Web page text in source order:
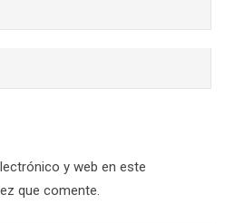
y web en este
que comente.